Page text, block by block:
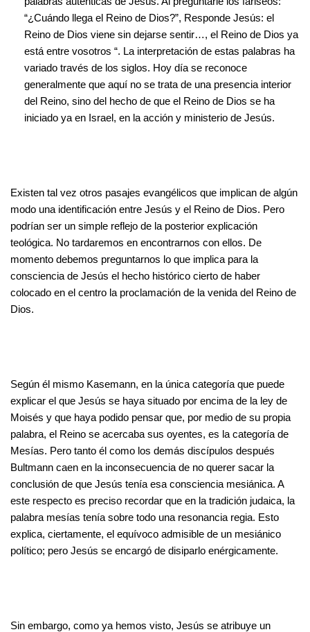
“¿Cuándo llega el Reino de Dios?”, Responde Jesús: el
Reino de Dios viene sin dejarse sentir…, el Reino de Dios ya
está entre vosotros “. La interpretación de estas palabras ha
variado través de los siglos. Hoy día se reconoce
generalmente que aquí no se trata de una presencia interior
del Reino, sino del hecho de que el Reino de Dios se ha
iniciado ya en Israel, en la acción y ministerio de Jesús.
Existen tal vez otros pasajes evangélicos que implican de algún
modo una identificación entre Jesús y el Reino de Dios. Pero
podrían ser un simple reflejo de la posterior explicación
teológica. No tardaremos en encontrarnos con ellos. De
momento debemos preguntarnos lo que implica para la
consciencia de Jesús el hecho histórico cierto de haber
colocado en el centro la proclamación de la venida del Reino de
Dios.
Según él mismo Kasemann, en la única categoría que puede
explicar el que Jesús se haya situado por encima de la ley de
Moisés y que haya podido pensar que, por medio de su propia
palabra, el Reino se acercaba sus oyentes, es la categoría de
Mesías. Pero tanto él como los demás discípulos después
Bultmann caen en la inconsecuencia de no querer sacar la
conclusión de que Jesús tenía esa consciencia mesiánica. A
este respecto es preciso recordar que en la tradición judaica, la
palabra mesías tenía sobre todo una resonancia regia. Esto
explica, ciertamente, el equívoco admisible de un mesiánico
político; pero Jesús se encargó de disiparlo enérgicamente.
Sin embargo, como ya hemos visto, Jesús se atribuye un